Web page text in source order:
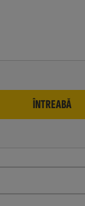
ÎNTREABĂ